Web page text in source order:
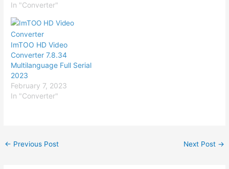
In "Converter"
ImTOO HD Video
Converter 7.8.34
Multilanguage Full Serial
2023
February 7, 2023
In "Converter"
← Previous Post Next Post →